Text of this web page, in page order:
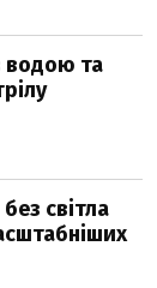
водою та
світла